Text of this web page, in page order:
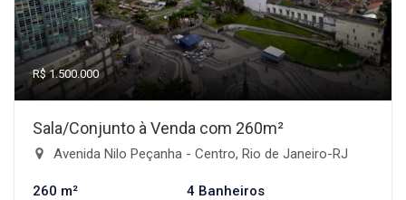
R$ 1.500.000
Sala/Conjunto à Venda com 260m²
Avenida Nilo Peçanha - Centro, Rio de Janeiro-RJ
260 m² 4 Banheiros